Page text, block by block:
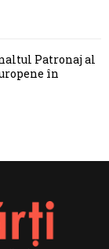
Patronaj al
în